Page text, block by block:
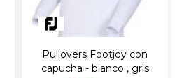
Pullovers Footjoy con
capucha - blanco , gris